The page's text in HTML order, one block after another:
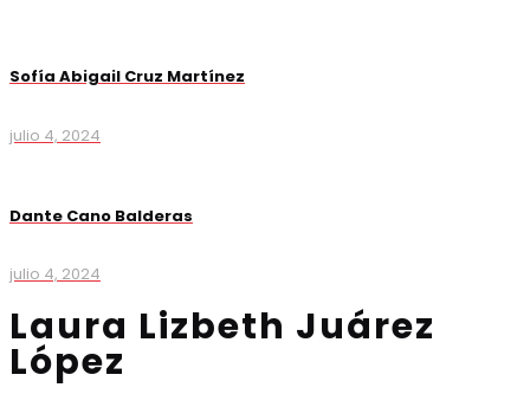
Sofía Abigail Cruz Martínez
julio 4, 2024
Dante Cano Balderas
julio 4, 2024
Laura Lizbeth Juárez
López